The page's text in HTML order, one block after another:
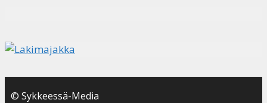
© Sykkeessä-Media